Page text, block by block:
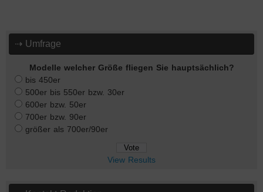
⇢ Umfrage
Modelle welcher Größe fliegen Sie hauptsächlich?
bis 450er
500er bis 550er bzw. 30er
600er bzw. 50er
700er bzw. 90er
größer als 700er/90er
View Results